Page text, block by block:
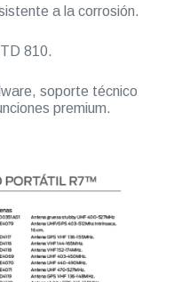
a la corrosión.
810.
soporte técnico
premium.